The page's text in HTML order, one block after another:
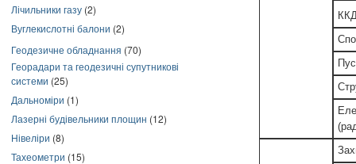
Лічильники газу (2)
Вуглекислотні балони (2)
Геодезичне обладнання (70)
Георадари та геодезичні супутникові
системи (25)
Дальноміри (1)
Лазерні будівельники площин (12)
Нівеліри (8)
Тахеометри (15)